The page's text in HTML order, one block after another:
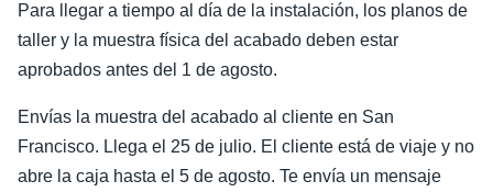
Para llegar a tiempo al día de la instalación, los planos de
taller y la muestra física del acabado deben estar
aprobados antes del 1 de agosto.
Envías la muestra del acabado al cliente en San
Francisco. Llega el 25 de julio. El cliente está de viaje y no
abre la caja hasta el 5 de agosto. Te envía un mensaje